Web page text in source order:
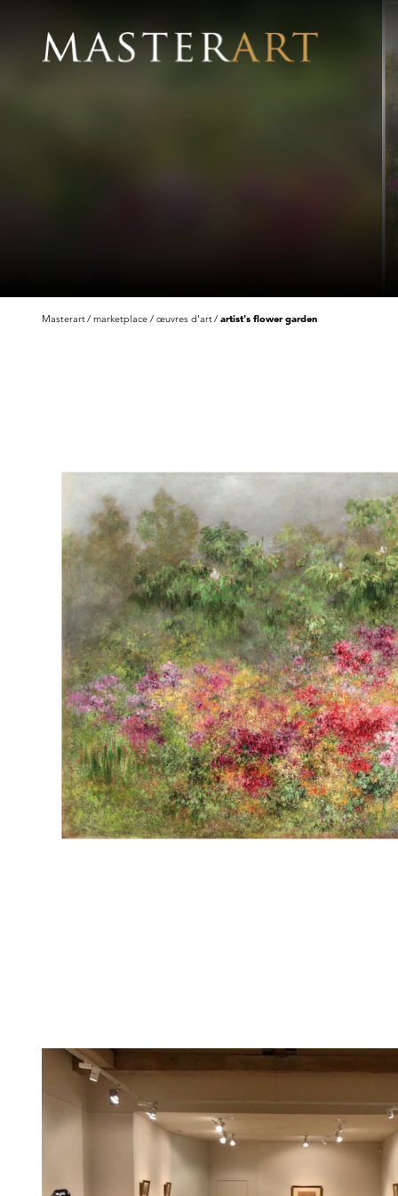
Masterart marketplace œuvres d'art artist's flower garden